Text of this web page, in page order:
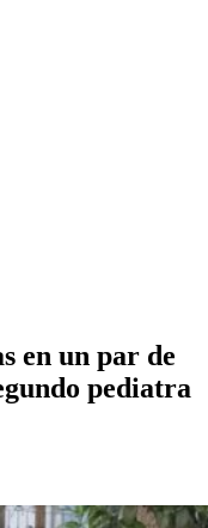
en un par de
pediatra